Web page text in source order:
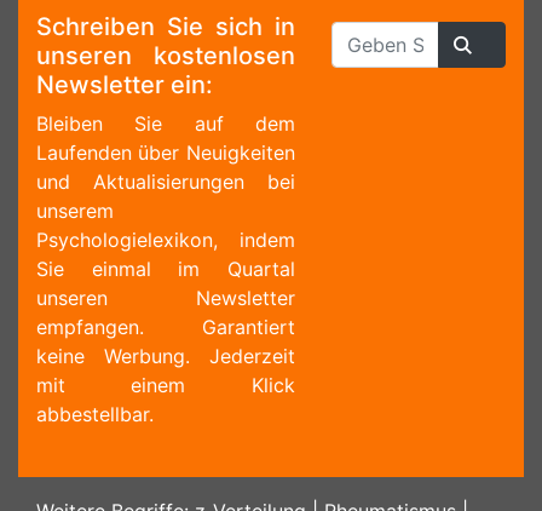
Schreiben Sie sich in
unseren kostenlosen
Newsletter ein:
Bleiben Sie auf dem
Laufenden über Neuigkeiten
und Aktualisierungen bei
unserem
Psychologielexikon, indem
Sie einmal im Quartal
unseren Newsletter
empfangen. Garantiert
keine Werbung. Jederzeit
mit einem Klick
abbestellbar.